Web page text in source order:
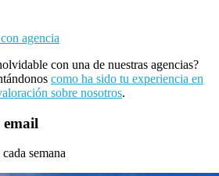
agencia
con una de nuestras agencias?
como ha sido tu experiencia en
sobre nosotros.
email
semana